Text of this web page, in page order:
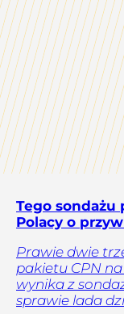
Tego sondażu
Polacy o
Prawie dwie
pakietu CPN
wynika z
sprawie lada